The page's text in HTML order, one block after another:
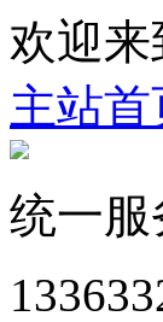
欢迎
主站首
统一服